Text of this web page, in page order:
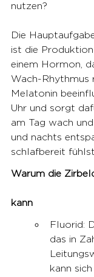
nutzen?
Die
ist die
einem Hormon,
Wach-Rhythmus
Melatonin
Uhr und sorgt
am Tag wach
und nachts
schlafbereit fühlst.
Warum die
kann
Fluorid:
das in
kann